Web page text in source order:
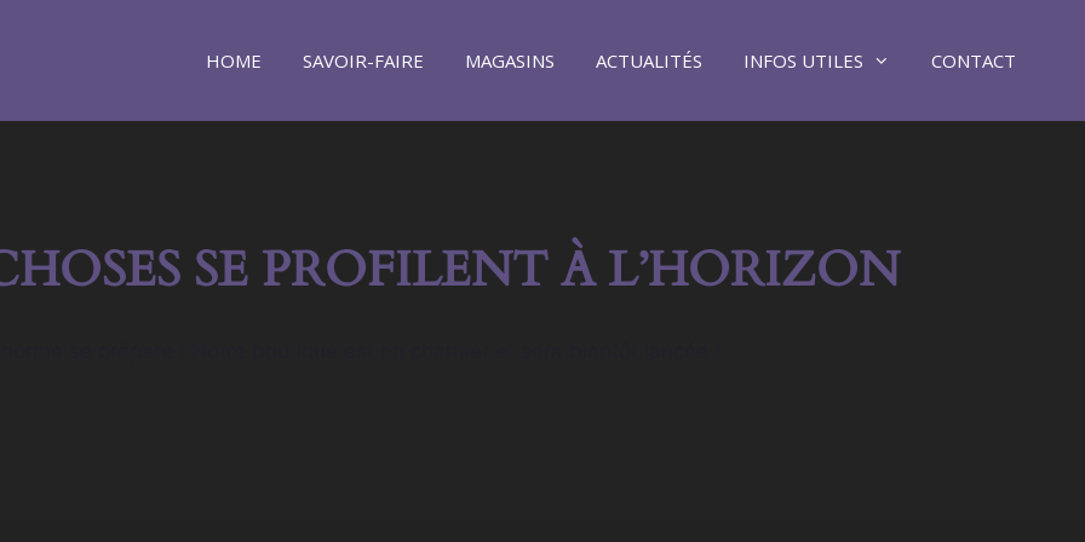
HOME SAVOIR-FAIRE MAGASINS ACTUALITÉS INFOS UTILES CONTACT
SE PROFILENT À L’HORIZON